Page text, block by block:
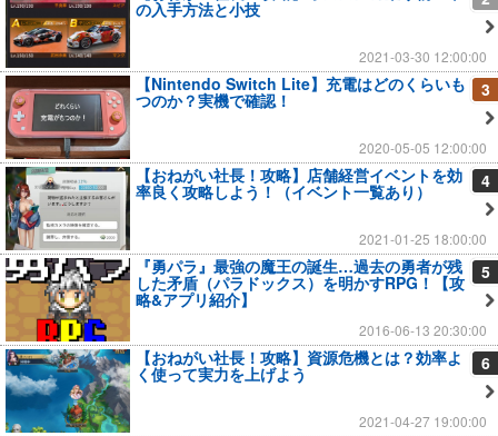
の入手方法と小技
2021-03-30 12:00:00
3
【Nintendo Switch Lite】充電はどのくらいも
つのか？実機で確認！
2020-05-05 12:00:00
4
【おねがい社長！攻略】店舗経営イベントを効
率良く攻略しよう！（イベント一覧あり）
2021-01-25 18:00:00
5
『勇パラ』最強の魔王の誕生…過去の勇者が残
した矛盾（パラドックス）を明かすRPG！【攻
略&アプリ紹介】
2016-06-13 20:30:00
6
【おねがい社長！攻略】資源危機とは？効率よ
く使って実力を上げよう
2021-04-27 19:00:00